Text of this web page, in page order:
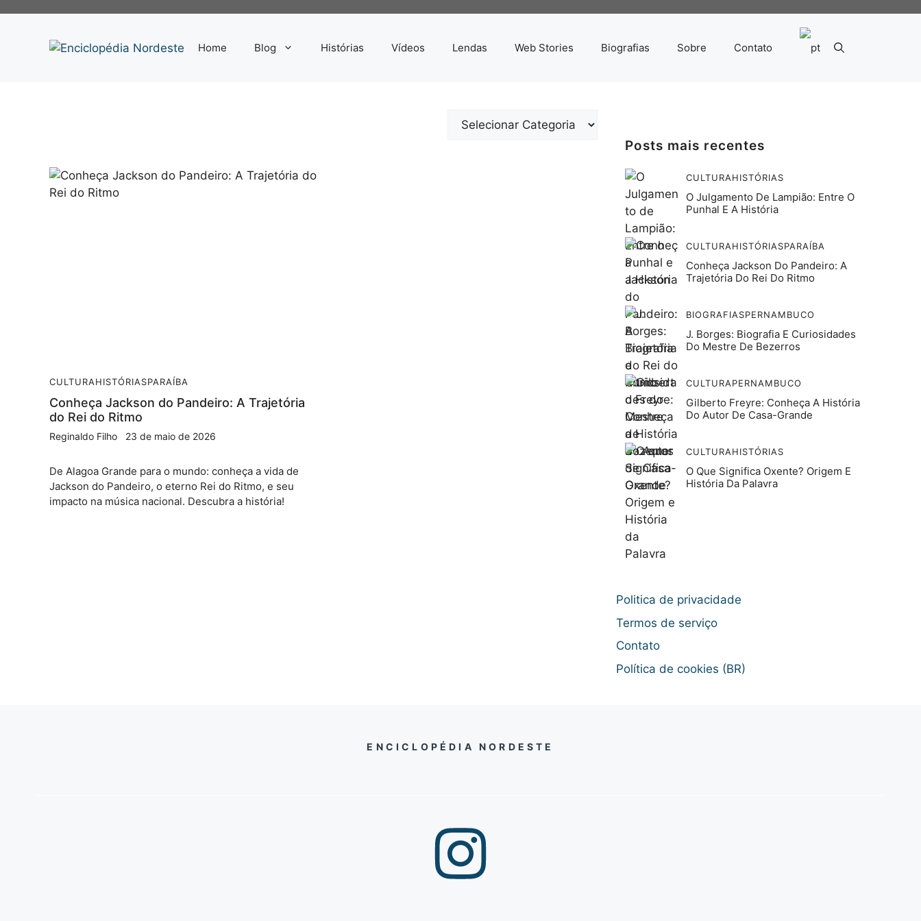
Home Blog Histórias Vídeos Lendas Web Stories Biografias Sobre Contato
Categorias
CULTURAHISTÓRIASPARAÍBA
Conheça Jackson do Pandeiro: A Trajetória
do Rei do Ritmo
Reginaldo Filho 23 de maio de 2026
De Alagoa Grande para o mundo: conheça a vida de
Jackson do Pandeiro, o eterno Rei do Ritmo, e seu
impacto na música nacional. Descubra a história!
Posts mais recentes
CULTURAHISTÓRIAS
O Julgamento De Lampião: Entre O
Punhal E A História
CULTURAHISTÓRIASPARAÍBA
Conheça Jackson Do Pandeiro: A
Trajetória Do Rei Do Ritmo
BIOGRAFIASPERNAMBUCO
J. Borges: Biografia E Curiosidades
Do Mestre De Bezerros
CULTURAPERNAMBUCO
Gilberto Freyre: Conheça A História
Do Autor De Casa-Grande
CULTURAHISTÓRIAS
O Que Significa Oxente? Origem E
História Da Palavra
Politica de privacidade
Termos de serviço
Contato
Política de cookies (BR)
ENCICLOPÉDIA NORDESTE